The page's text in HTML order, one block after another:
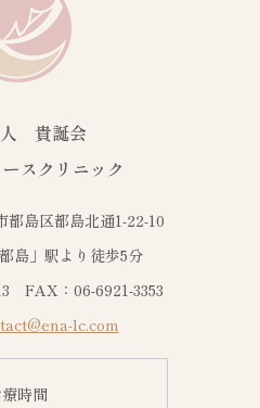
人 貴誕会
スクリニック
島区都島北通1-22-10
島」駅より徒歩5分
FAX：06-6921-3353
lc.com
時間